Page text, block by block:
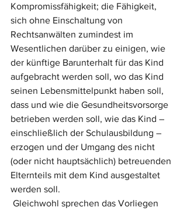
Kompromissfähigkeit; die Fähigkeit,
sich ohne Einschaltung von
Rechtsanwälten zumindest im
Wesentlichen darüber zu einigen, wie
der künftige Barunterhalt für das Kind
aufgebracht werden soll, wo das Kind
seinen Lebensmittelpunkt haben soll,
dass und wie die Gesundheitsvorsorge
betrieben werden soll, wie das Kind –
einschließlich der Schulausbildung –
erzogen und der Umgang des nicht
(oder nicht hauptsächlich) betreuenden
Elternteils mit dem Kind ausgestaltet
werden soll.